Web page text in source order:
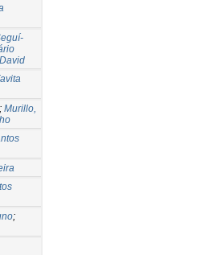
; Murillo,
;